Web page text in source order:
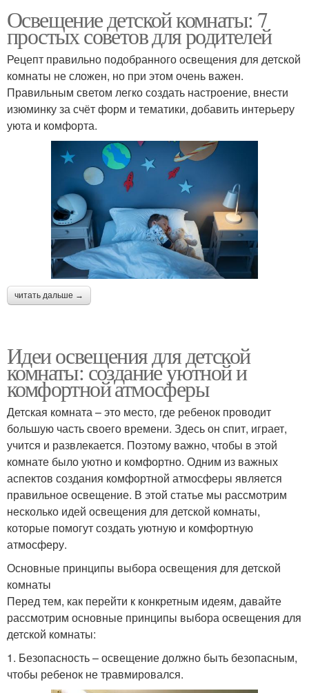
Освещение детской комнаты: 7
простых советов для родителей
Рецепт правильно подобранного освещения для детской
комнаты не сложен, но при этом очень важен.
Правильным светом легко создать настроение, внести
изюминку за счёт форм и тематики, добавить интерьеру
уюта и комфорта.
читать дальше →
Идеи освещения для детской
комнаты: создание уютной и
комфортной атмосферы
Детская комната – это место, где ребенок проводит
большую часть своего времени. Здесь он спит, играет,
учится и развлекается. Поэтому важно, чтобы в этой
комнате было уютно и комфортно. Одним из важных
аспектов создания комфортной атмосферы является
правильное освещение. В этой статье мы рассмотрим
несколько идей освещения для детской комнаты,
которые помогут создать уютную и комфортную
атмосферу.
Основные принципы выбора освещения для детской
комнаты
Перед тем, как перейти к конкретным идеям, давайте
рассмотрим основные принципы выбора освещения для
детской комнаты:
1. Безопасность – освещение должно быть безопасным,
чтобы ребенок не травмировался.